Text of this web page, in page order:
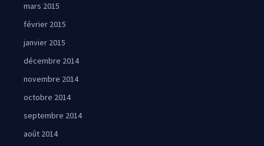
mars 2015
février 2015
janvier 2015
décembre 2014
novembre 2014
octobre 2014
septembre 2014
août 2014